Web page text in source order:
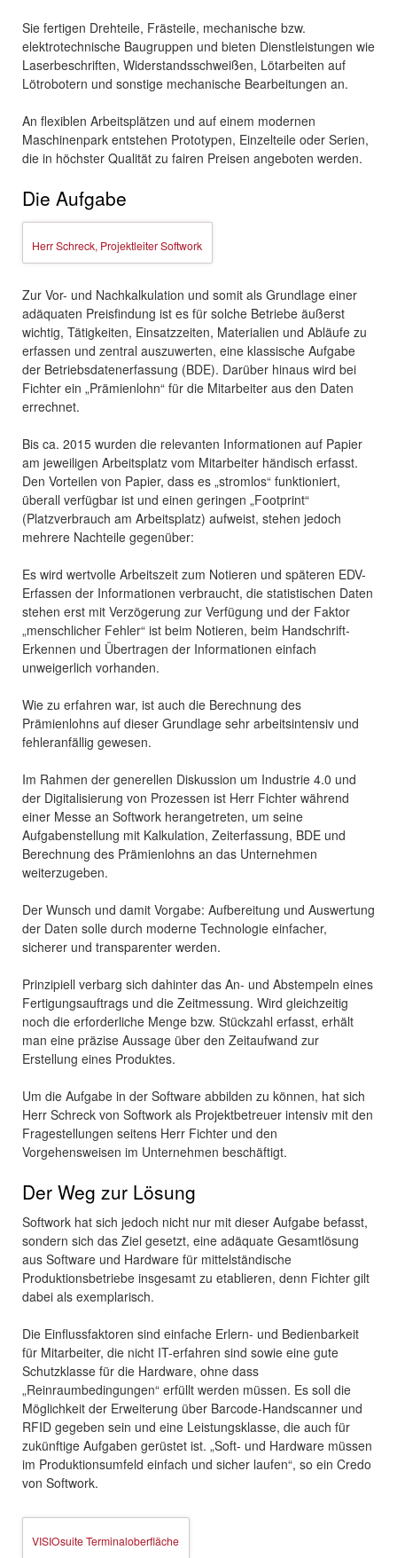
Sie fertigen Drehteile, Frästeile, mechanische bzw.
elektrotechnische Baugruppen und bieten Dienstleistungen wie
Laserbeschriften, Widerstandsschweißen, Lötarbeiten auf
Lötrobotern und sonstige mechanische Bearbeitungen an.
An flexiblen Arbeitsplätzen und auf einem modernen
Maschinenpark entstehen Prototypen, Einzelteile oder Serien,
die in höchster Qualität zu fairen Preisen angeboten werden.
Die Aufgabe
Herr Schreck, Projektleiter Softwork
Zur Vor- und Nachkalkulation und somit als Grundlage einer
adäquaten Preisfindung ist es für solche Betriebe äußerst
wichtig, Tätigkeiten, Einsatzzeiten, Materialien und Abläufe zu
erfassen und zentral auszuwerten, eine klassische Aufgabe
der Betriebsdatenerfassung (BDE). Darüber hinaus wird bei
Fichter ein „Prämienlohn“ für die Mitarbeiter aus den Daten
errechnet.
Bis ca. 2015 wurden die relevanten Informationen auf Papier
am jeweiligen Arbeitsplatz vom Mitarbeiter händisch erfasst.
Den Vorteilen von Papier, dass es „stromlos“ funktioniert,
überall verfügbar ist und einen geringen „Footprint“
(Platzverbrauch am Arbeitsplatz) aufweist, stehen jedoch
mehrere Nachteile gegenüber:
Es wird wertvolle Arbeitszeit zum Notieren und späteren EDV-
Erfassen der Informationen verbraucht, die statistischen Daten
stehen erst mit Verzögerung zur Verfügung und der Faktor
„menschlicher Fehler“ ist beim Notieren, beim Handschrift-
Erkennen und Übertragen der Informationen einfach
unweigerlich vorhanden.
Wie zu erfahren war, ist auch die Berechnung des
Prämienlohns auf dieser Grundlage sehr arbeitsintensiv und
fehleranfällig gewesen.
Im Rahmen der generellen Diskussion um Industrie 4.0 und
der Digitalisierung von Prozessen ist Herr Fichter während
einer Messe an Softwork herangetreten, um seine
Aufgabenstellung mit Kalkulation, Zeiterfassung, BDE und
Berechnung des Prämienlohns an das Unternehmen
weiterzugeben.
Der Wunsch und damit Vorgabe: Aufbereitung und Auswertung
der Daten solle durch moderne Technologie einfacher,
sicherer und transparenter werden.
Prinzipiell verbarg sich dahinter das An- und Abstempeln eines
Fertigungsauftrags und die Zeitmessung. Wird gleichzeitig
noch die erforderliche Menge bzw. Stückzahl erfasst, erhält
man eine präzise Aussage über den Zeitaufwand zur
Erstellung eines Produktes.
Um die Aufgabe in der Software abbilden zu können, hat sich
Herr Schreck von Softwork als Projektbetreuer intensiv mit den
Fragestellungen seitens Herr Fichter und den
Vorgehensweisen im Unternehmen beschäftigt.
Der Weg zur Lösung
Softwork hat sich jedoch nicht nur mit dieser Aufgabe befasst,
sondern sich das Ziel gesetzt, eine adäquate Gesamtlösung
aus Software und Hardware für mittelständische
Produktionsbetriebe insgesamt zu etablieren, denn Fichter gilt
dabei als exemplarisch.
Die Einflussfaktoren sind einfache Erlern- und Bedienbarkeit
für Mitarbeiter, die nicht IT-erfahren sind sowie eine gute
Schutzklasse für die Hardware, ohne dass
„Reinraumbedingungen“ erfüllt werden müssen. Es soll die
Möglichkeit der Erweiterung über Barcode-Handscanner und
RFID gegeben sein und eine Leistungsklasse, die auch für
zukünftige Aufgaben gerüstet ist. „Soft- und Hardware müssen
im Produktionsumfeld einfach und sicher laufen“, so ein Credo
von Softwork.
VISIOsuite Terminaloberfläche